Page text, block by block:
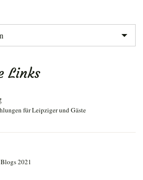
Links
für Leipziger und Gäste
2021